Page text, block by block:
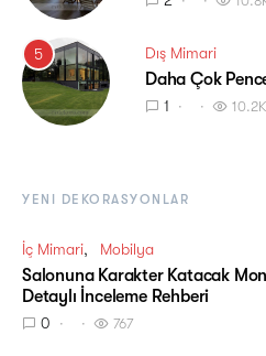
5 Dış Mimari
Daha Çok
1 10.2K
YENI DEKORASYONLAR
İç Mimari Mobilya
Salonuna Karakter Katacak
Detaylı İnceleme Rehberi
0 767